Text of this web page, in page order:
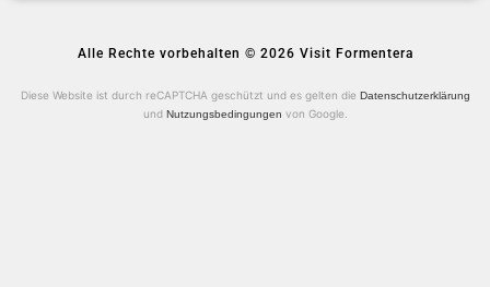
Alle Rechte vorbehalten © 2026 Visit Formentera
Diese Website ist durch reCAPTCHA geschützt und es gelten die Datenschutzerklärung
und Nutzungsbedingungen von Google.